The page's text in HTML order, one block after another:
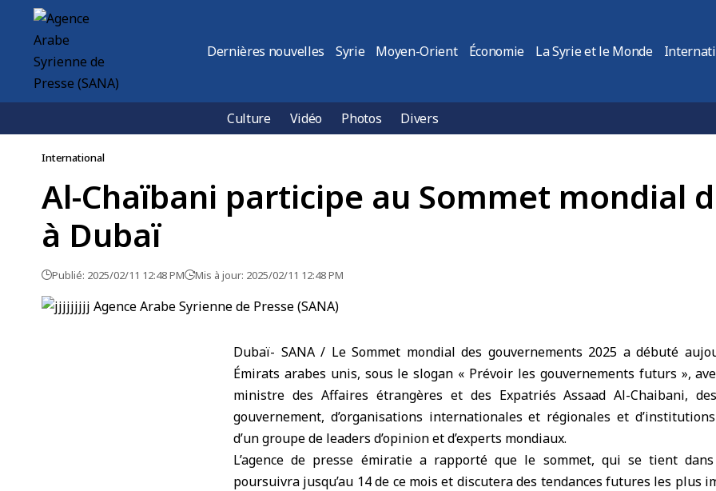
Dernières nouvelles Syrie Moyen-Orient Économie La Syrie et le Monde
Culture Vidéo Photos Divers
International
Al-Chaïbani participe au Sommet mondial
à Dubaï
Publié: 2025/02/11 12:48 PM Mis à jour: 2025/02/11 12:48 PM
Dubaï- SANA / Le Sommet mondial des gouvernements 2025 a débuté
Émirats arabes unis, sous le slogan « Prévoir les gouvernements futurs »,
ministre des Affaires étrangères et des Expatriés Assaad Al-Chaibani,
gouvernement, d’organisations internationales et régionales et
d’un groupe de leaders d’opinion et d’experts mondiaux.
L’agence de presse émiratie a rapporté que le sommet, qui se tient
poursuivra jusqu’au 14 de ce mois et discutera des tendances futures les plus